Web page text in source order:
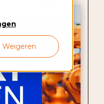
Weigeren